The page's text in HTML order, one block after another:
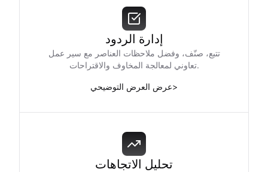
إدارة الردود
تتبع، صنّف، وفضل ملاحظات العناصر مع سير عمل
تعاوني لمعالجة المخاوف والاقتراحات.
عرض العرض التوضيحي>
تحليل الاتجاهات